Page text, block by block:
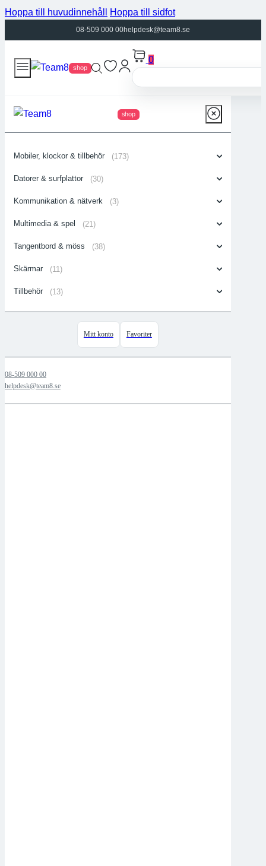
Hoppa till huvudinnehåll Hoppa till sidfot
08-509 000 00helpdesk@team8.se
shop
0
shop
Mobiler, klockor & tillbehör (173)
Datorer & surfplattor (30)
Kommunikation & nätverk (3)
Multimedia & spel (21)
Tangentbord & möss (38)
Skärmar (11)
Tillbehör (13)
Mitt konto Favoriter
08-509 000 00
helpdesk@team8.se